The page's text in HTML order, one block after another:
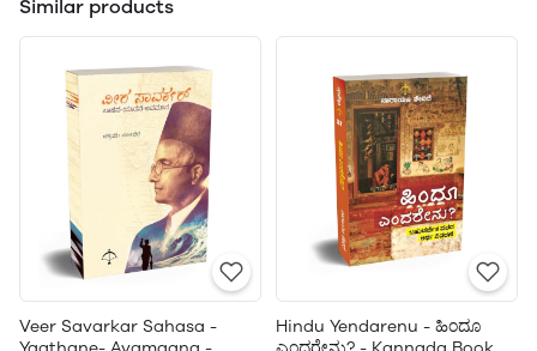
Similar products
Veer Savarkar Sahasa -
Hindu Yendarenu - ಹಿಂದೂ